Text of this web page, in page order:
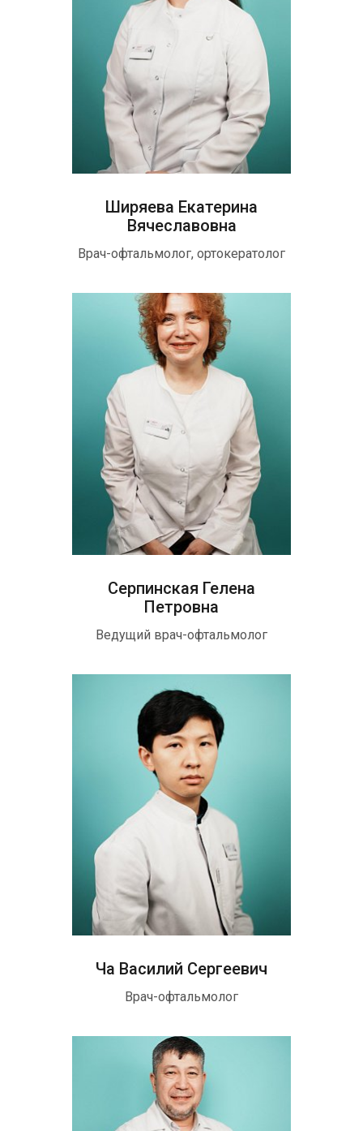
Ширяева Екатерина
Вячеславовна
Врач-офтальмолог, ортокератолог
Серпинская Гелена
Петровна
Ведущий врач-офтальмолог
Ча Василий Сергеевич
Врач-офтальмолог